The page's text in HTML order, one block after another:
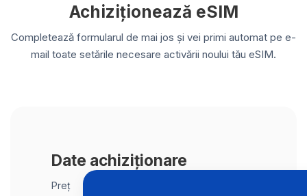
Achiziționează eSIM
Completează formularul de mai jos și vei primi automat pe e-
mail toate setările necesare activării noului tău eSIM.
Date achiziționare
Preț